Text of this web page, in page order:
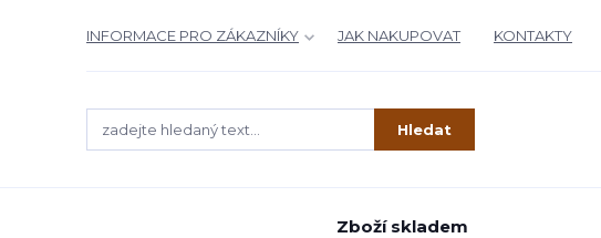
INFORMACE PRO ZÁKAZNÍKY JAK NAKUPOVAT KONTAKTY
Hledat
Zboží skladem